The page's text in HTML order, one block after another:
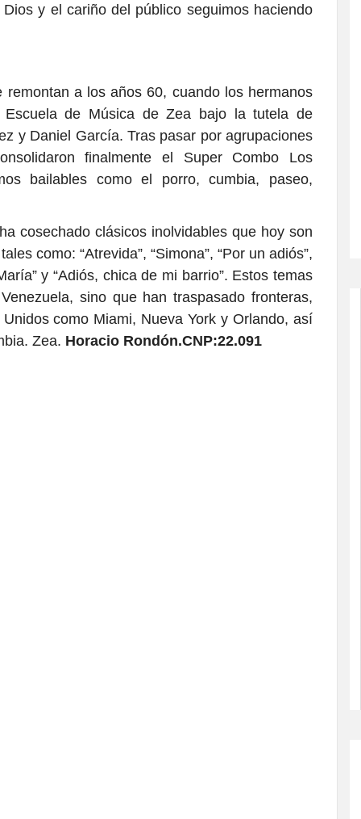
y el cariño del público seguimos haciendo
a los años 60, cuando los hermanos
de Música de Zea bajo la tutela de
y Daniel García. Tras pasar por agrupaciones
finalmente el Super Combo Los
bailables como el porro, cumbia, paseo,
cosechado clásicos inolvidables que hoy son
como: “Atrevida”, “Simona”, “Por un adiós”,
y “Adiós, chica de mi barrio”. Estos temas
sino que han traspasado fronteras,
como Miami, Nueva York y Orlando, así
Zea. Horacio Rondón.CNP:22.091